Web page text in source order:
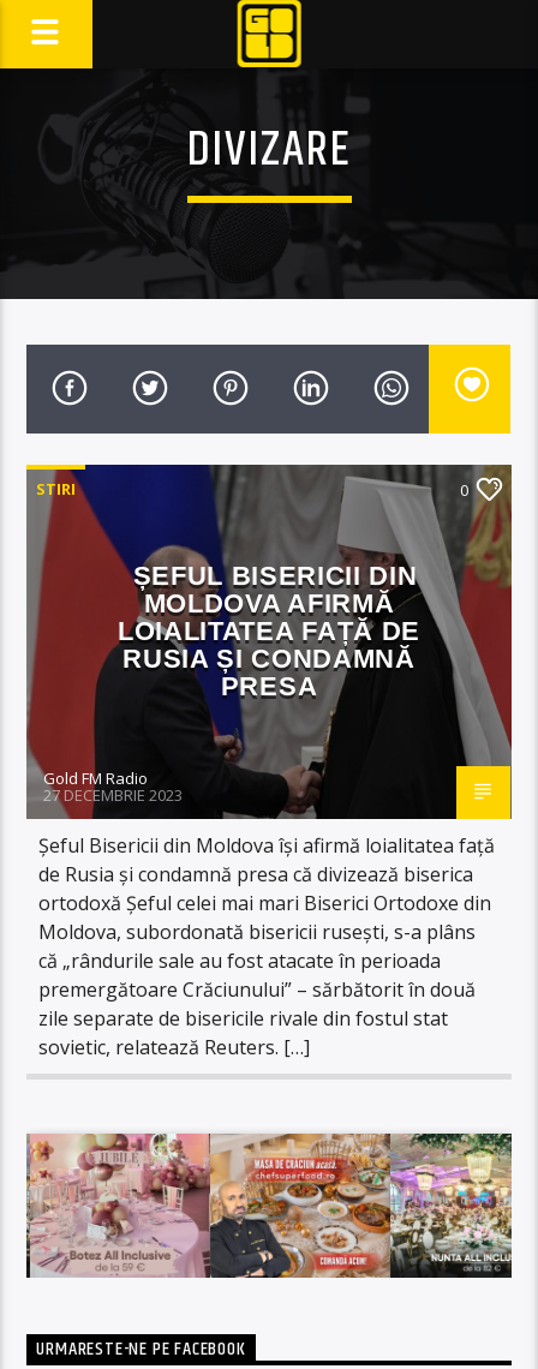
DIVIZARE
STIRI 0
ȘEFUL BISERICII DIN
MOLDOVA AFIRMĂ
LOIALITATEA FAȚĂ DE
RUSIA ȘI CONDAMNĂ
PRESA
Gold FM Radio
27 DECEMBRIE 2023
Șeful Bisericii din Moldova își afirmă loialitatea față
de Rusia și condamnă presa că divizează biserica
ortodoxă Șeful celei mai mari Biserici Ortodoxe din
Moldova, subordonată bisericii rusești, s-a plâns
că „rândurile sale au fost atacate în perioada
premergătoare Crăciunului” – sărbătorit în două
zile separate de bisericile rivale din fostul stat
sovietic, relatează Reuters. […]
URMARESTE-NE PE FACEBOOK